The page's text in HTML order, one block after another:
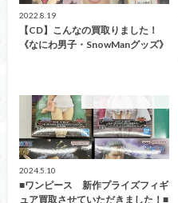
2022.8.19
【CD】こんなの買取りました！
《なにわ男子・SnowManグッズ》
2024.5.10
■ワンピース 新作プライズフィギ
ュア買取させていただきました！■